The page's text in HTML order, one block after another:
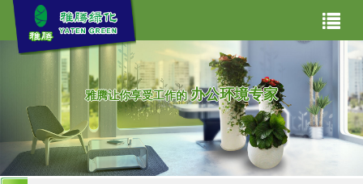
关于我们
主营业务
雅腾让你享受工作的办公环境专家